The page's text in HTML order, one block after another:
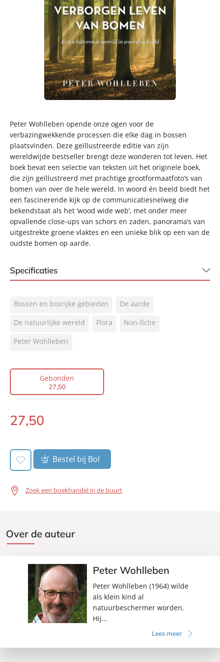
Peter Wohlleben opende onze ogen voor de
verbazingwekkende processen die elke dag in bossen
plaatsvinden. Deze geïllustreerde editie van zijn
wereldwijde bestseller brengt deze wonderen tot leven. Het
boek bevat een selectie van teksten uit het originele boek,
die zijn geïllustreerd met prachtige grootformaatfoto’s van
bomen van over de hele wereld. In woord én beeld biedt het
een fascinerende kijk op de communicatiesnelweg die
bekendstaat als het ‘wood wide web’, met onder meer
opvallende close-ups van schors en zaden, panorama’s van
uitgestrekte groene vlaktes en een unieke blik op een van de
oudste bomen op aarde.
Specificaties
NUR:
410
Type:
Gebonden
Auteur(s):
Aantal pagina's:
Uitgever:
Lev.
Bossen en bosrijke gebieden
De aarde
De natuurlijke wereld
Flora
Non-fictie
Peter Wohlleben
Gebonden
27,50
Gebonden:
27,50
Bestel bij Bol
Zoek een boekhandel in de buurt
Over de auteur
Peter Wohlleben
Peter Wohlleben (1964) wilde
als klein kind al
natuurbeschermer worden.
Hij...
Lees meer